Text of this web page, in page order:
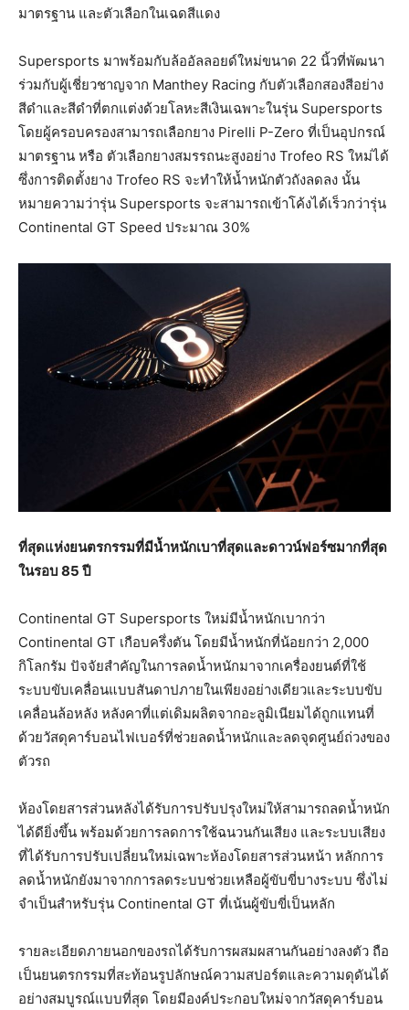
มาตรฐาน และตัวเลือกในเฉดสีแดง
Supersports มาพร้อมกับล้ออัลลอยด์ใหม่ขนาด 22 นิ้วที่พัฒนา
ร่วมกับผู้เชี่ยวชาญจาก Manthey Racing กับตัวเลือกสองสีอย่าง
สีดำและสีดำที่ตกแต่งด้วยโลหะสีเงินเฉพาะในรุ่น Supersports
โดยผู้ครอบครองสามารถเลือกยาง Pirelli P-Zero ที่เป็นอุปกรณ์
มาตรฐาน หรือ ตัวเลือกยางสมรรถนะสูงอย่าง Trofeo RS ใหม่ได้
ซึ่งการติดตั้งยาง Trofeo RS จะทำให้น้ำหนักตัวถังลดลง นั้น
หมายความว่ารุ่น Supersports จะสามารถเข้าโค้งได้เร็วกว่ารุ่น
Continental GT Speed ​​ประมาณ 30%
ที่สุดแห่งยนตรกรรมที่มีน้ำหนักเบาที่สุดและดาวน์ฟอร์ซมากที่สุด
ในรอบ 85 ปี
Continental GT Supersports ใหม่มีน้ำหนักเบากว่า
Continental GT เกือบครึ่งตัน โดยมีน้ำหนักที่น้อยกว่า 2,000
กิโลกรัม ปัจจัยสำคัญในการลดน้ำหนักมาจากเครื่องยนต์ที่ใช้
ระบบขับเคลื่อนแบบสันดาปภายในเพียงอย่างเดียวและระบบขับ
เคลื่อนล้อหลัง หลังคาที่แต่เดิมผลิตจากอะลูมิเนียมได้ถูกแทนที่
ด้วยวัสดุคาร์บอนไฟเบอร์ที่ช่วยลดน้ำหนักและลดจุดศูนย์ถ่วงของ
ตัวรถ
ห้องโดยสารส่วนหลังได้รับการปรับปรุงใหม่ให้สามารถลดน้ำหนัก
ได้ดียิ่งขึ้น พร้อมด้วยการลดการใช้ฉนวนกันเสียง และระบบเสียง
ที่ได้รับการปรับเปลี่ยนใหม่เฉพาะห้องโดยสารส่วนหน้า หลักการ
ลดน้ำหนักยังมาจากการลดระบบช่วยเหลือผู้ขับขี่บางระบบ ซึ่งไม่
จำเป็นสำหรับรุ่น Continental GT ที่เน้นผู้ขับขี่เป็นหลัก
รายละเอียดภายนอกของรถได้รับการผสมผสานกันอย่างลงตัว ถือ
เป็นยนตรกรรมที่สะท้อนรูปลักษณ์ความสปอร์ตและความดุดันได้
อย่างสมบูรณ์แบบที่สุด โดยมีองค์ประกอบใหม่จากวัสดุคาร์บอน